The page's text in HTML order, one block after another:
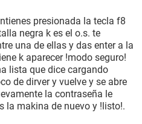
presionada la tecla f8
negra k es el o.s. te
una de ellas y das enter a la
k aparecer !modo seguro!
lista que dice cargando
de dirver y vuelve y se abre
la contraseña le
la makina de nuevo y !listo!.